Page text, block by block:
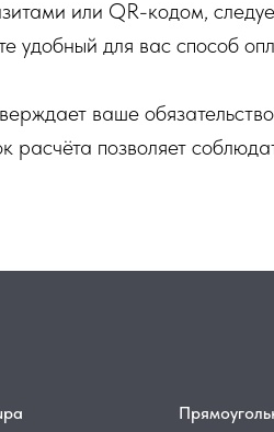
или QR-кодом,
удобный для вас способ
ваше
расчёта позволяет